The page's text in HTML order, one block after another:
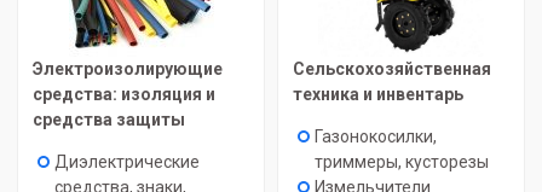
Электроизолирующие
средства: изоляция и
средства защиты
Диэлектрические
средства, знаки,
Сельскохозяйственная
техника и инвентарь
Газонокосилки,
триммеры, кусторезы
Измельчители